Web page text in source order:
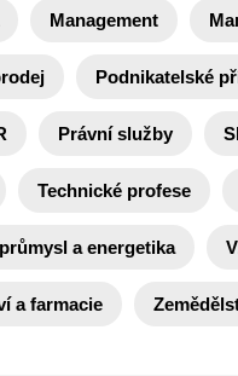
Management
Podnikatelské
Právní služby
Technické profese
a energetika
a farmacie